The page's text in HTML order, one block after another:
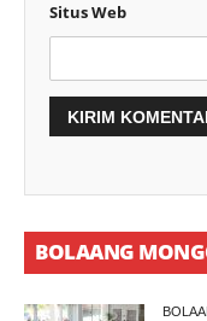
Situs Web
BOLAANG